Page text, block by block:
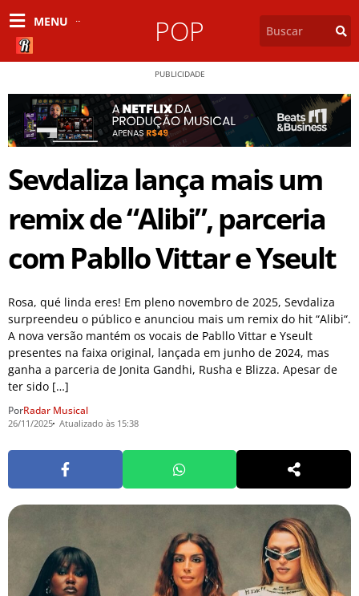
MENU POP
PUBLICIDADE
Sevdaliza lança mais um
remix de “Alibi”, parceria
com Pabllo Vittar e Yseult
Rosa, qué linda eres! Em pleno novembro de 2025, Sevdaliza
surpreendeu o público e anunciou mais um remix do hit “Alibi“.
A nova versão mantém os vocais de Pabllo Vittar e Yseult
presentes na faixa original, lançada em junho de 2024, mas
ganha a parceria de Jonita Gandhi, Rusha e Blizza. Apesar de
ter sido […]
PorRadar Musical
26/11/2025 Atualizado às 15:38